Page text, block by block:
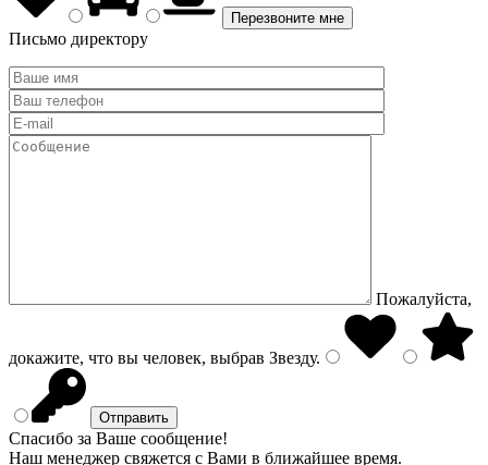
Письмо директору
Пожалуйста,
докажите, что вы человек, выбрав Звезду.
Спасибо за Ваше сообщение!
Наш менеджер свяжется с Вами в ближайшее время.